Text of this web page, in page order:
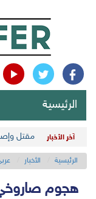
الرئيسية
آخر الأخبار مقتل وإصابة 191 ألف مدني لأسباب مباشرة وغير مباشرة في
الرئيسية الأخبار
هجوم